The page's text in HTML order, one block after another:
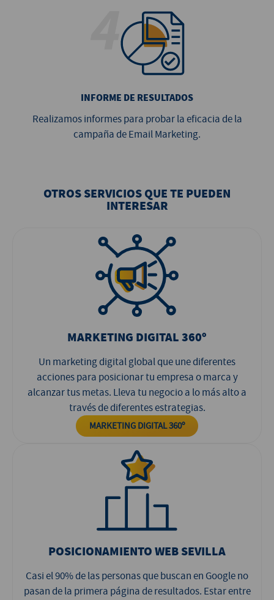
INFORME DE RESULTADOS
Realizamos informes para probar la eficacia de la
campaña de Email Marketing.
OTROS SERVICIOS QUE TE PUEDEN
INTERESAR
MARKETING DIGITAL 360º
Un marketing digital global que une diferentes
acciones para posicionar tu empresa o marca y
alcanzar tus metas. Lleva tu negocio a lo más alto a
través de diferentes estrategias.
MARKETING DIGITAL 360º
POSICIONAMIENTO WEB SEVILLA
Casi el 90% de las personas que buscan en Google no
pasan de la primera página de resultados. Estar entre